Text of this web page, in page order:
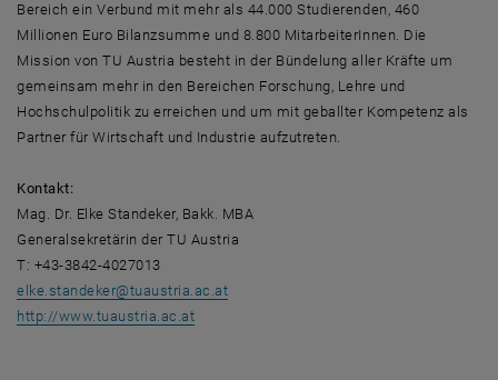
Bereich ein Verbund mit mehr als 44.000 Studierenden, 460
Millionen Euro Bilanzsumme und 8.800 MitarbeiterInnen. Die
Mission von TU Austria besteht in der Bündelung aller Kräfte um
gemeinsam mehr in den Bereichen Forschung, Lehre und
Hochschulpolitik zu erreichen und um mit geballter Kompetenz als
Partner für Wirtschaft und Industrie aufzutreten.
Kontakt:
Mag. Dr. Elke Standeker, Bakk. MBA
Generalsekretärin der TU Austria
T: +43-3842-4027013
elke.standeker@tuaustria.ac.at
http://www.tuaustria.ac.at, opens an external URL in a new window